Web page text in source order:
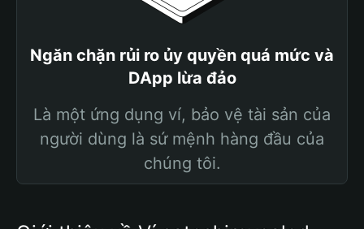
Ngăn chặn rủi ro ủy quyền quá mức và
DApp lừa đảo
Là một ứng dụng ví, bảo vệ tài sản của
người dùng là sứ mệnh hàng đầu của
chúng tôi.